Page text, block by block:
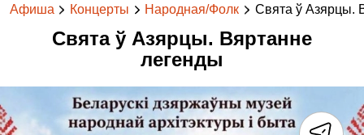
Афиша Концерты Народная/Фолк Свята ў Азярцы.
Свята ў Азярцы. Вяртанне
легенды